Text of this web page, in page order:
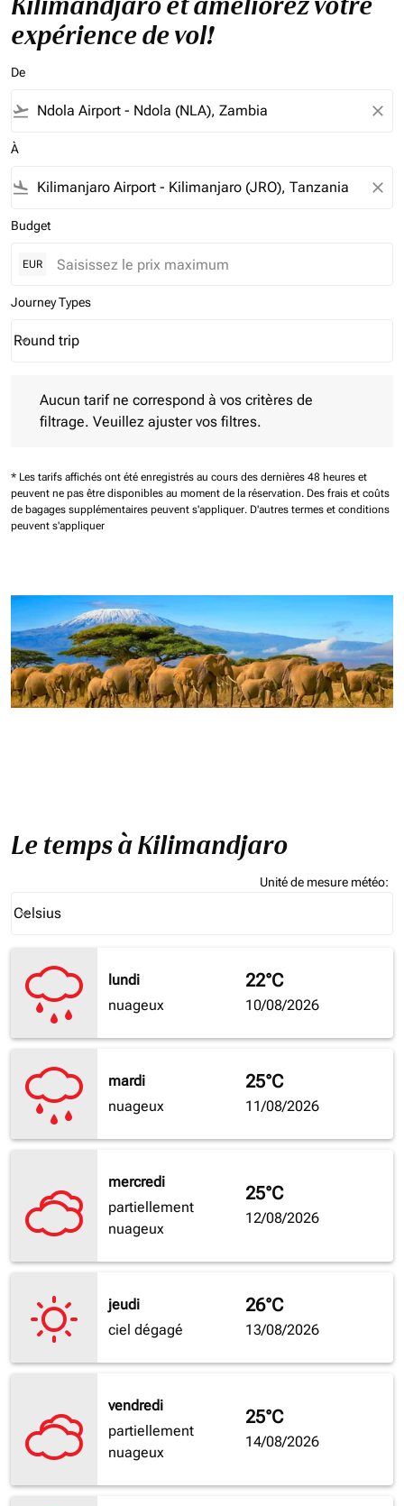
expérience de vol!
De
flight_takeoff close
À
flight_land close
Budget
EUR
Journey Types
Journey Types option Round trip Selected
Round trip
keyboard_arrow_down
Aucun tarif ne correspond à vos critères de
filtrage. Veuillez ajuster vos filtres.
* Les tarifs affichés ont été enregistrés au cours des dernières 48 heures et
peuvent ne pas être disponibles au moment de la réservation. Des frais et coûts
de bagages supplémentaires peuvent s'appliquer. D'autres termes et conditions
peuvent s'appliquer
Le temps à Kilimandjaro
Unité de mesure météo:
Celsius
keyboard_arrow_down
lundi
nuageux
22°C
10/08/2026
mardi
nuageux
25°C
11/08/2026
mercredi
partiellement
nuageux
25°C
12/08/2026
jeudi
ciel dégagé
26°C
13/08/2026
vendredi
partiellement
nuageux
25°C
14/08/2026